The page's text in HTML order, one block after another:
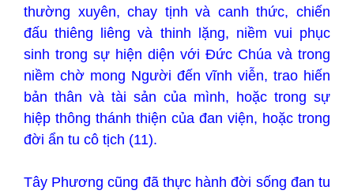
thường xuyên, chay tịnh và canh thức, chiến
đấu thiêng liêng và thinh lặng, niềm vui phục
sinh trong sự hiện diện với Đức Chúa và trong
niềm chờ mong Người đến vĩnh viễn, trao hiến
bản thân và tài sản của mình, hoặc trong sự
hiệp thông thánh thiện của đan viện, hoặc trong
đời ẩn tu cô tịch (11).
Tây Phương cũng đã thực hành đời sống đan tu